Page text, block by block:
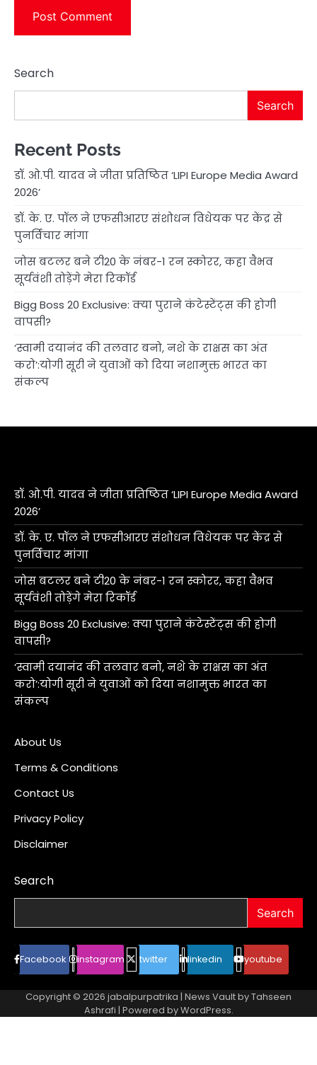
Search
Search
Recent Posts
डॉ. ओ.पी. यादव ने जीता प्रतिष्ठित ‘LIPI Europe Media Award
2026’
डॉ. के. ए. पॉल ने एफसीआरए संशोधन विधेयक पर केंद्र से
पुनर्विचार मांगा
जोस बटलर बने टी20 के नंबर-1 रन स्कोरर, कहा वैभव
सूर्यवंशी तोड़ेंगे मेरा रिकॉर्ड
Bigg Boss 20 Exclusive: क्या पुराने कंटेस्टेंट्स की होगी
वापसी?
‘स्वामी दयानंद की तलवार बनो, नशे के राक्षस का अंत
करो’:योगी सूरी ने युवाओं को दिया नशामुक्त भारत का
संकल्प
डॉ. ओ.पी. यादव ने जीता प्रतिष्ठित ‘LIPI Europe Media Award
2026’
डॉ. के. ए. पॉल ने एफसीआरए संशोधन विधेयक पर केंद्र से
पुनर्विचार मांगा
जोस बटलर बने टी20 के नंबर-1 रन स्कोरर, कहा वैभव
सूर्यवंशी तोड़ेंगे मेरा रिकॉर्ड
Bigg Boss 20 Exclusive: क्या पुराने कंटेस्टेंट्स की होगी
वापसी?
‘स्वामी दयानंद की तलवार बनो, नशे के राक्षस का अंत
करो’:योगी सूरी ने युवाओं को दिया नशामुक्त भारत का
संकल्प
About Us
Terms & Conditions
Contact Us
Privacy Policy
Disclaimer
Search
Search
Facebook instagram twitter linkedin youtube
Copyright © 2026 jabalpurpatrika | News Vault byTahseen
Ashrafi | Powered byWordPress.